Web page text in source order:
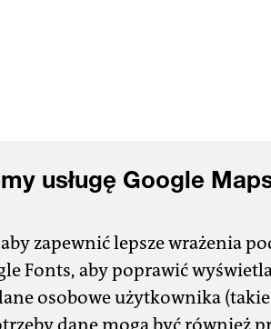
usługę Google
zapewnić lepsze wrażenia
Fonts, aby poprawić
osobowe użytkownika